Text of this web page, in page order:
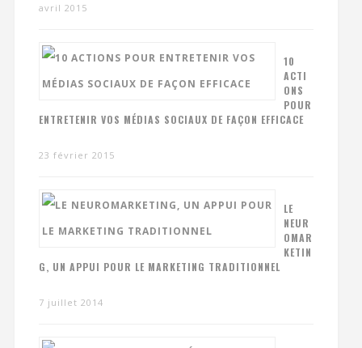
avril 2015
10
ACTI
ONS
POUR
ENTRETENIR VOS MÉDIAS SOCIAUX DE FAÇON EFFICACE
23 février 2015
LE
NEUR
OMAR
KETIN
G, UN APPUI POUR LE MARKETING TRADITIONNEL
7 juillet 2014